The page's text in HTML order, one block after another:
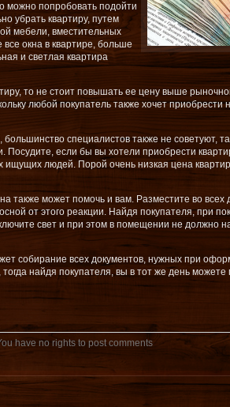
можно попробовать подойти
убрать квартиру, путем
мебели, вместительных
окна в квартире, больше
и светлая квартира
то не стоит повышать ее цену выше
любой покупатель также хочет
специалистов также не советуют,
если бы вы хотели приобрести
ищущих людей. Порой очень низкая цена
также может помочь и вам. Разместите во всех
от этого реакции. Найдя покупателя, при
свет и при этом в помещении не должно
собирание всех документов, нужных при
найдя покупателя, вы в тот же день можете
have no rights to post comments